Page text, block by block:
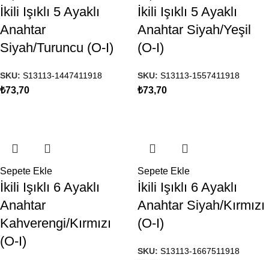
İkili Işıklı 5 Ayaklı
Anahtar
Siyah/Turuncu (O-I)
SKU: S13113-1447411918
₺73,70
İkili Işıklı 5 Ayaklı
Anahtar Siyah/Yeşil
(O-I)
SKU: S13113-1557411918
₺73,70
Sepete Ekle
İkili Işıklı 6 Ayaklı
Anahtar
Kahverengi/Kırmızı
(O-I)
Sepete Ekle
İkili Işıklı 6 Ayaklı
Anahtar Siyah/Kırmızı
(O-I)
SKU: S13113-1667511918